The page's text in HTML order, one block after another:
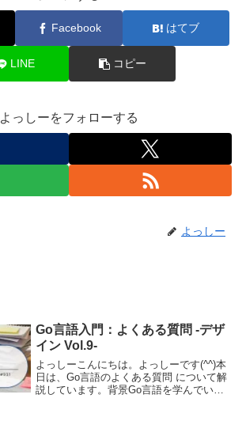
Facebook はてブ
LINE コピー
よっしーをフォローする
よっしー
Go言語入門：よくある質問 -デザ
イン Vol.9-
よっしーこんにちは。よっしーです(^^)本
日は、Go言語のよくある質問 について解
説しています。背景Go言語を学んでいる